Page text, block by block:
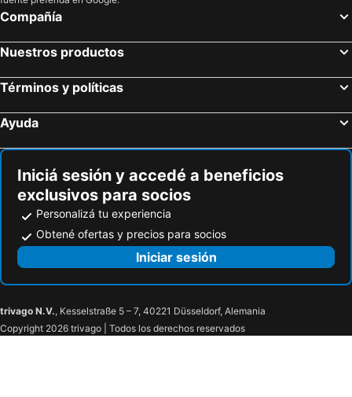
Hoteles en Lanzarote
Compañía
Nuestros productos
Términos y políticas
Ayuda
Iniciá sesión y accedé a beneficios
exclusivos para socios
Personalizá tu experiencia
Obtené ofertas y precios para socios
Iniciar sesión
trivago N.V., Kesselstraße 5 – 7, 40221 Düsseldorf, Alemania
Copyright 2026 trivago | Todos los derechos reservados